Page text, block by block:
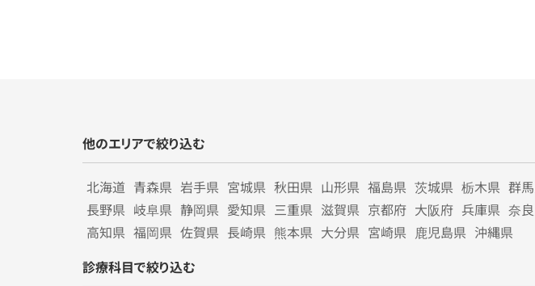
他のエリアで絞り込む
北海道 青森県 岩手県 宮城県 秋田県 山形県 福島県 茨城県 栃木県 群
長野県 岐阜県 静岡県 愛知県 三重県 滋賀県 京都府 大阪府 兵庫県 奈
高知県 福岡県 佐賀県 長崎県 熊本県 大分県 宮崎県 鹿児島県 沖縄県
診療科目で絞り込む